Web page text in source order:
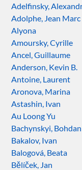
Adelfinsky,
Adolphe, Jean Marc
Alyona
Amoursky, Cyrille
Ancel, Guillaume
Anderson, Kevin B.
Antoine, Laurent
Aronova, Marina
Astashin, Ivan
Au Loong Yu
Bachynskyi, Bohdan
Bakalov, Ivan
Balogová, Beata
Bělíček, Jan